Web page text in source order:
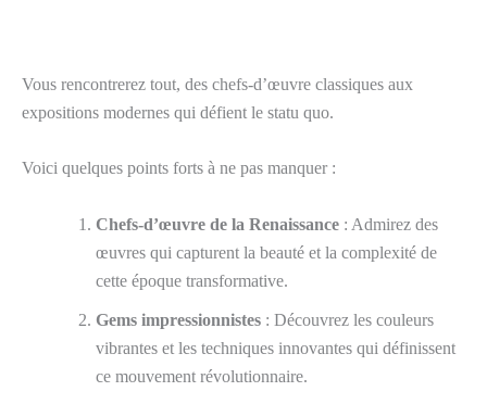
Vous rencontrerez tout, des chefs-d’œuvre classiques aux
expositions modernes qui défient le statu quo.
Voici quelques points forts à ne pas manquer :
Chefs-d’œuvre de la Renaissance : Admirez des
œuvres qui capturent la beauté et la complexité de
cette époque transformative.
Gems impressionnistes : Découvrez les couleurs
vibrantes et les techniques innovantes qui définissent
ce mouvement révolutionnaire.